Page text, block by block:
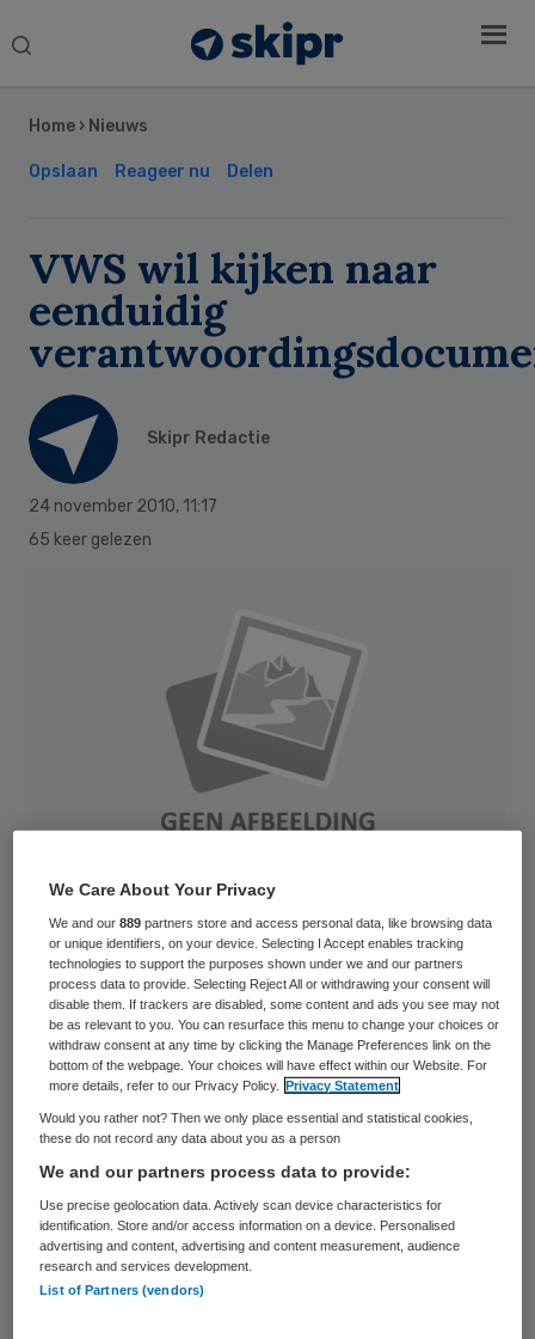
Search
Home › Nieuws
Opslaan Reageer nu Delen
VWS wil kijken naar
eenduidig
Skipr Redactie
24 november 2010, 11:17
65 keer gelezen
Het ministerie van VWS zal bekijken of het
mogelijk is te komen tot een meer eenduidig
jaardocument waarin zorginstellingen
verantwoording afleggen. Dat zei directeur
Langdurige zorg Iris van Bennekom van het
ministerie van VWS dinsdagavond tijdens
een bijeenkomst in Diemen.
Tijdens de bijeenkomst werd het rapport
Meer tijd voor de cliënt
Sidebar
We Care About Your Privacy
We and our889 partners store and access personal data, like browsing data
or unique identifiers, on your device. Selecting I Accept enables tracking
technologies to support the purposes shown under we and our partners
process data to provide. Selecting Reject All or withdrawing your consent will
disable them. If trackers are disabled, some content and ads you see may not
be as relevant to you. You can resurface this menu to change your choices or
withdraw consent at any time by clicking the Manage Preferences link on the
bottom of the webpage. Your choices will have effect within our Website. For
more details, refer to our Privacy Policy.
Privacy Statement
Would you rather not? Then we only place essential and statistical cookies,
these do not record any data about you as a person
We and our partners process data to provide:
Use precise geolocation data. Actively scan device characteristics for
identification. Store and/or access information on a device. Personalised
advertising and content, advertising and content measurement, audience
research and services development.
List of Partners (vendors)